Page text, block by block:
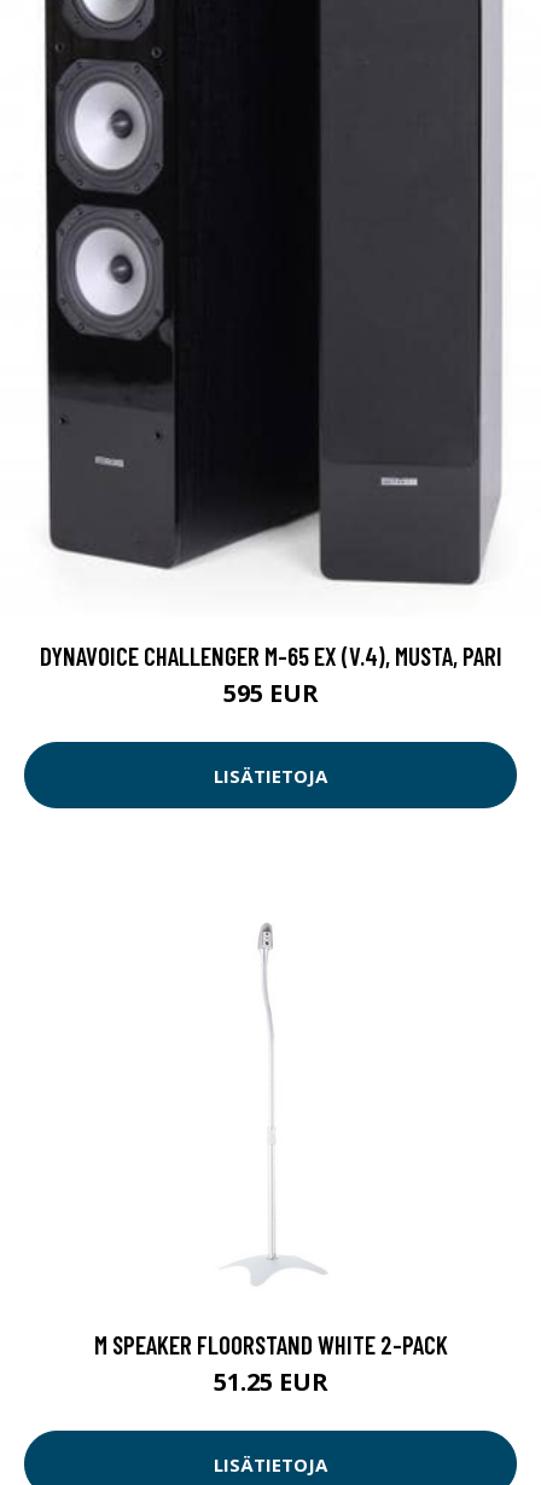
DYNAVOICE CHALLENGER M-65 EX (V.4), MUSTA, PARI
595 EUR
LISÄTIETOJA
M SPEAKER FLOORSTAND WHITE 2-PACK
51.25 EUR
LISÄTIETOJA